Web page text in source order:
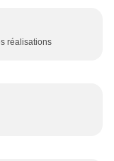
réalisations